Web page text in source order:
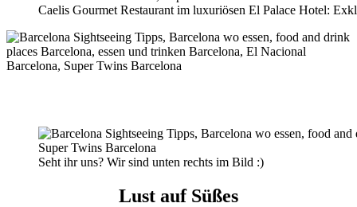
Caelis Gourmet Restaurant im luxuriösen El Palace Hotel:
Seht ihr uns? Wir sind unten rechts im Bild :)
Lust auf Süßes